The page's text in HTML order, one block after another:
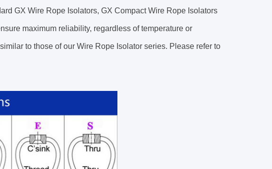
GX Wire Rope Isolators, GX Compact Wire Rope Isolators
maximum reliability, regardless of temperature or
to those of our Wire Rope Isolator series. Please refer to